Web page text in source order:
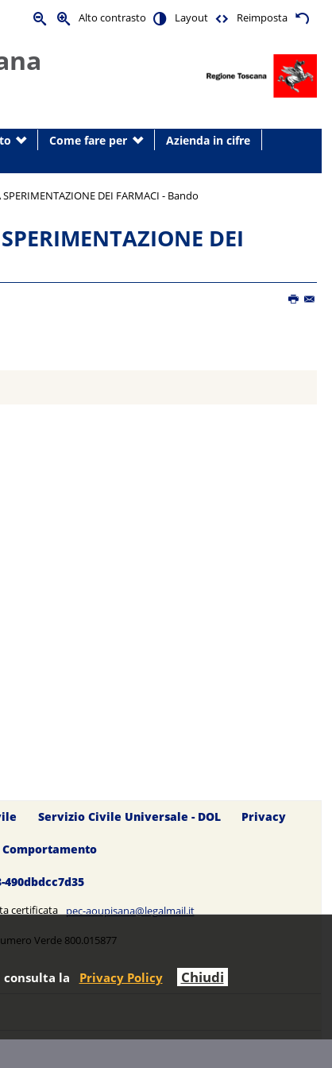
Alto contrasto Layout Reimposta
Come fare per
Azienda in cifre
DEI FARMACI - Bando
DEI
Servizio Civile Universale - DOL Privacy
Comportamento
certificata pec-aoupisana@legalmail.it
Verde 800.015877
la Privacy Policy Chiudi